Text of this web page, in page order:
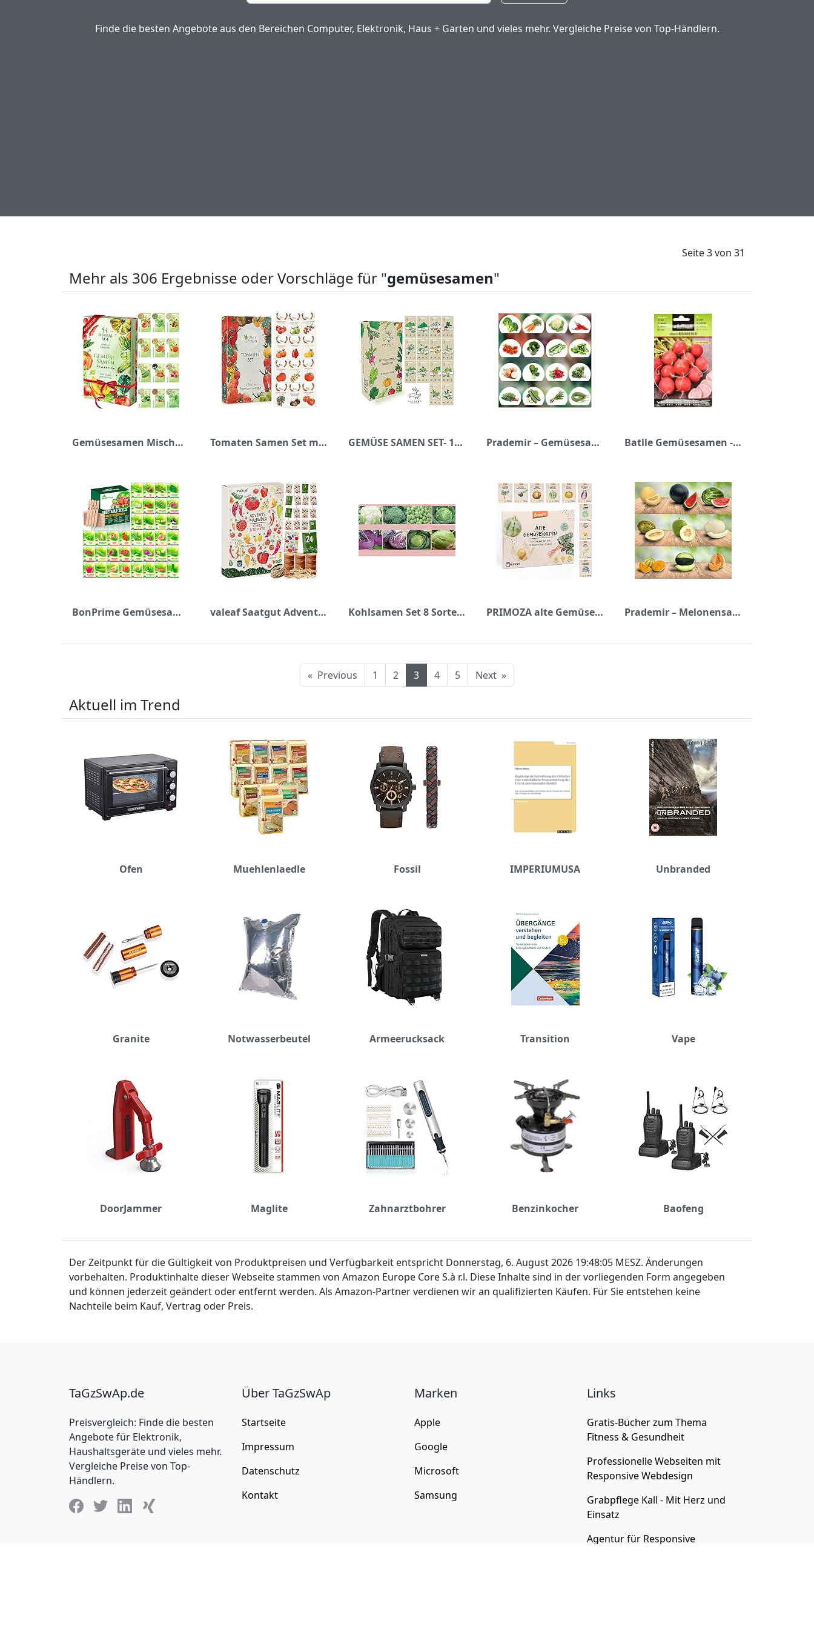
Finde die besten Angebote aus den Bereichen Computer, Elektronik, Haus + Garten und vieles mehr. Vergleiche Preise von Top-Händlern.
Seite 3 von 31
Mehr als 306 Ergebnisse oder Vorschläge für "gemüsesamen"
Gemüsesamen Mischung zur Selbstanzucht - 12 Sorten Gemüse Samen - 5100 Stk. Saatgut Alte Sorten Fertig zur Aussaat – Gemüse Anzuchtset für Frauen, Kinder, Anfänger – Saatgut für Gartenfreunde Tomaten Samen Set mit 12 Sorten Tomatensamen für Garten und Balkon: Premium Tomaten Anzuchtset – Köstliche, bunte und alte Tomatensorten von OwnGrown – Garten Samen Gemüse als praktisches Tomaten Set GEMÜSE SAMEN SET- 14 Sorten Premium Saatgut, Nachhaltiges Gemüse saatgut Anzuchtset anbauen im Garten oder Hochbeet, Gemüsesamen Sortiment im praktischen Gemüse Set Natur Saat von Put Down Roots Prademir – Gemüsesamen Set aus 16 Sorten Premium Gemüse Samen – Gemüse Anzuchtset mit 100% Natursamen aus Portugal – Gemüse Saatgut aus Gurke, Brokkoli, Karotte, Blumenkohl, Chili, Tomate, Salat uvm. Batlle Gemüsesamen - Radieschen rund - Ausw. Especial (1800 Samen)
BonPrime Gemüsesamen Set - 36 Sorten Premium Gemüse Saatgut- Samentütchen Ideal Für Terrasse, Balkon & Garten- Pflanzensamen 100% Natursamen- Samen Gemüse Für Frauen, Kinder, Anfänger valeaf Saatgut Adventskalender 2022 Chili Tomate I 24x Pflanzensamen Samen Adventskalender I Adventskalender Saatgut I Tomatensamen Chilisamen Saat Adventskalender Garten Saatgut Kalender Saatkalender Kohlsamen Set 8 Sorten Profisaatgut Kohlrabi Saatgut Rotkohl Wirsing Rosenkohl PRIMOZA alte Gemüsesorten Samen I Bio Saatgut Set mit 10 historischen Samen I Demeter-zertifizierte und samenfestes Gemüse Saatgut I Plastikfrei und ressourcenschonend regional produziert Prademir – Melonensamen Set aus 9 seltenen & leckeren Sorten – 200x frische Melonen Samen mit hoher Keimrate – Melonen Saatgut handverlesen aus Portugal – 100% Natursamen ohne Chemie
« Previous 1 2 3 4 5 Next »
Aktuell im Trend
Ofen Muehlenlaedle Fossil IMPERIUMUSA Unbranded
Granite Notwasserbeutel Armeerucksack Transition Vape
DoorJammer Maglite Zahnarztbohrer Benzinkocher Baofeng
Der Zeitpunkt für die Gültigkeit von Produktpreisen und Verfügbarkeit entspricht Donnerstag, 6. August 2026 19:48:05 MESZ. Änderungen
vorbehalten. Produktinhalte dieser Webseite stammen von Amazon Europe Core S.à r.l. Diese Inhalte sind in der vorliegenden Form angegeben
und können jederzeit geändert oder entfernt werden. Als Amazon-Partner verdienen wir an qualifizierten Käufen. Für Sie entstehen keine
Nachteile beim Kauf, Vertrag oder Preis.
TaGzSwAp.de
Preisvergleich: Finde die besten
Angebote für Elektronik,
Haushaltsgeräte und vieles mehr.
Vergleiche Preise von Top-
Händlern.
Über TaGzSwAp
Startseite
Impressum
Datenschutz
Kontakt
Marken
Apple
Google
Microsoft
Samsung
Links
Gratis-Bücher zum Thema
Fitness & Gesundheit
Professionelle Webseiten mit
Responsive Webdesign
Grabpflege Kall - Mit Herz und
Einsatz
Agentur für Responsive